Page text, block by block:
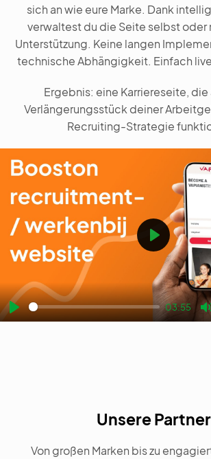
sich an wie eure Marke. Dank
verwaltest du die Seite selbst oder
Unterstützung. Keine langen
technische Abhängigkeit. Einfach
Ergebnis: eine Karriereseite,
Verlängerungsstück deiner
Recruiting-Strategie
Play
03:55
Play
Unsere Partner
Von großen Marken bis zu